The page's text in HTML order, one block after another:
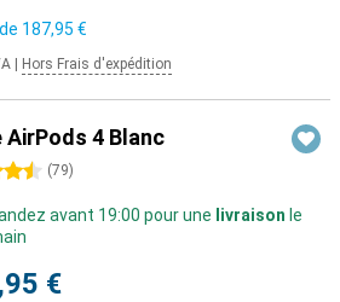
187,95 €
Hors Frais d'expédition
AirPods 4 Blanc
(79)
avant 19:00 pour une livraison le
€